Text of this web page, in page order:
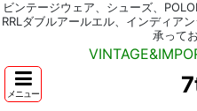
ビンテージウェア、シューズ、
RRLダブルアールエル、インディア
承って
メニュー